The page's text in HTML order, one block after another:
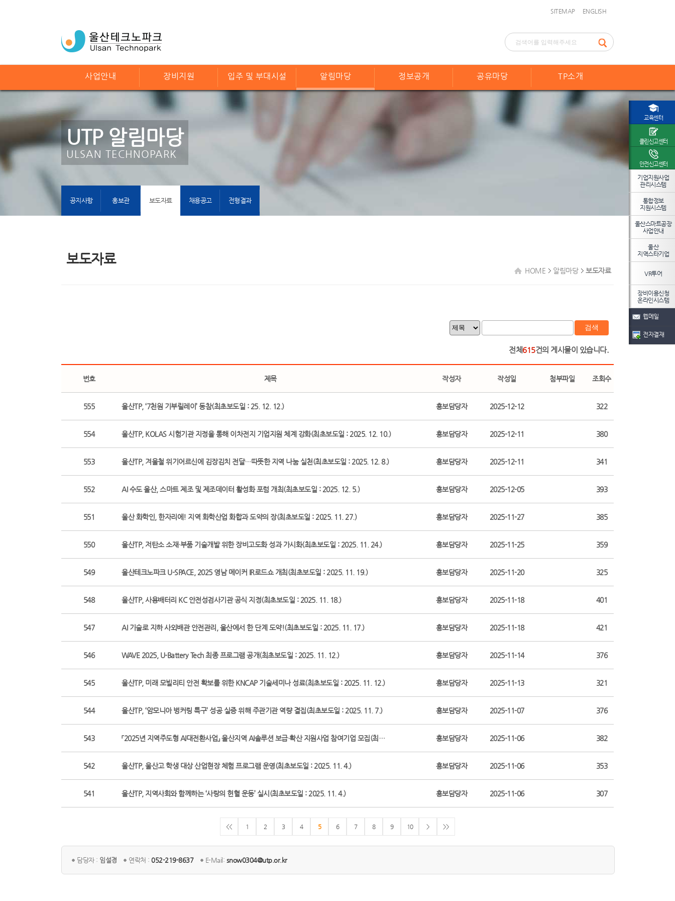
SITEMAP ENGLISH
사업안내 장비지원 입주 및 부대시설 알림마당 정보공개 공유마당 TP소개
UTP 알림마당
ULSAN TECHNOPARK
공지사항 홍보관 보도자료 채용공고 전형결과
보도자료
HOME 알림마당 보도자료
검색
전체 615건의 게시물이 있습니다.
번호 제목 작성자 작성일 첨부파일 조회수
555 울산TP, ‘7천원 기부릴레이’ 동참(최초보도일 : 25. 12. 12.) 홍보담당자 2025-12-12 322
554 울산TP, KOLAS 시험기관 지정을 통해 이차전지 기업지원 체계 강화(최초보도일 : 2025. 12. 10.) 홍보담당자 2025-12-11 380
553 울산TP, 겨울철 위기어르신에 김장김치 전달…따뜻한 지역 나눔 실천(최초보도일 : 2025. 12. 8.) 홍보담당자 2025-12-11 341
552 AI 수도 울산, 스마트 제조 및 제조데이터 활성화 포럼 개최(최초보도일 : 2025. 12. 5.) 홍보담당자 2025-12-05 393
551 울산 화학인, 한자리에! 지역 화학산업 화합과 도약의 장(최초보도일 : 2025. 11. 27.) 홍보담당자 2025-11-27 385
550 울산TP, 저탄소 소재·부품 기술개발 위한 장비고도화 성과 가시화(최초보도일 : 2025. 11. 24.) 홍보담당자 2025-11-25 359
549 울산테크노파크 U-SPACE, 2025 영남 메이커 IR로드쇼 개최(최초보도일 : 2025. 11. 19.) 홍보담당자 2025-11-20 325
548 울산TP, 사용배터리 KC 안전성검사기관 공식 지정(최초보도일 : 2025. 11. 18.) 홍보담당자 2025-11-18 401
547 AI 기술로 지하 사외배관 안전관리, 울산에서 한 단계 도약!(최초보도일 : 2025. 11. 17.) 홍보담당자 2025-11-18 421
546 WAVE 2025, U-Battery Tech 최종 프로그램 공개(최초보도일 : 2025. 11. 12.) 홍보담당자 2025-11-14 376
545 울산TP, 미래 모빌리티 안전 확보를 위한 KNCAP 기술세미나 성료(최초보도일 : 2025. 11. 12.) 홍보담당자 2025-11-13 321
544 울산TP, ‘암모니아 벙커링 특구’ 성공 실증 위해 주관기관 역량 결집(최초보도일 : 2025. 11. 7.) 홍보담당자 2025-11-07 376
543 「2025년 지역주도형 AI대전환사업」 울산지역 AI솔루션 보급·확산 지원사업 참여기업 모집(최… 홍보담당자 2025-11-06 382
542 울산TP, 울산고 학생 대상 산업현장 체험 프로그램 운영(최초보도일 : 2025. 11. 4.) 홍보담당자 2025-11-06 353
541 울산TP, 지역사회와 함께하는 ‘사랑의 헌혈 운동’ 실시(최초보도일 : 2025. 11. 4.) 홍보담당자 2025-11-06 307
<< 1 2 3 4 5 6 7 8 9 10 > >>
담당자 : 임설경 연락처 : 052-219-8637 E-Mail: snow0304@utp.or.kr
교육센터
클린신고센터
안전신고센터
기업지원사업
관리시스템
통합정보
지원시스템
울산스마트공장
사업안내
울산
지역스타기업
VR투어
장비이용신청
온라인시스템
웹메일
전자결재